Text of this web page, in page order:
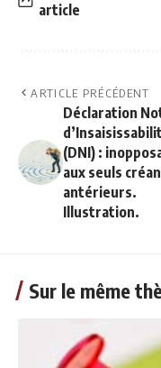
article
ARTICLE PRÉCÉDENT
Déclaration
(DNI) :
aux seuls
antérieurs.
Illustration.
Sur le même